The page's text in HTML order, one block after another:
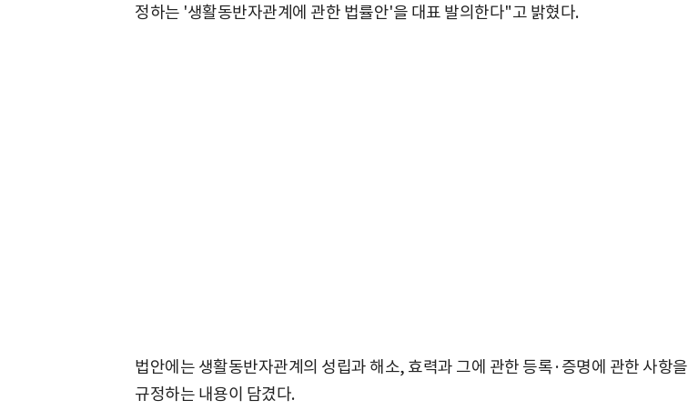
정하는 '생활동반자관계에 관한 법률안'을 대표 발의한다"고 밝혔다.
법안에는 생활동반자관계의 성립과 해소, 효력과 그에 관한 등록·증명에 관한 사항을
규정하는 내용이 담겼다.